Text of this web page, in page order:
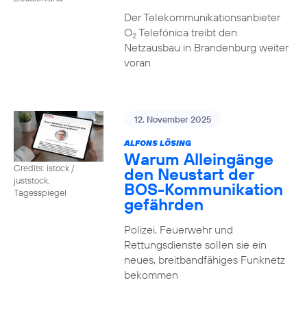
Der Telekommunikationsanbieter
O2Telefónica treibt den
Netzausbau in Brandenburg weiter
voran
Credits: istock /
juststock,
Tagesspiegel
12. November 2025
ALFONS LÖSING
Warum Alleingänge
den Neustart der
BOS-Kommunikation
gefährden
Polizei, Feuerwehr und
Rettungsdienste sollen sie ein
neues, breitbandfähiges Funknetz
bekommen